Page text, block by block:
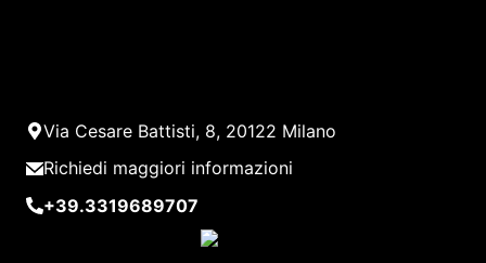
Via Cesare Battisti, 8, 20122 Milano
Richiedi maggiori informazioni
+39.3319689707